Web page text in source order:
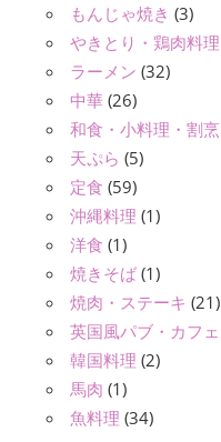
もんじゃ焼き (3)
やきとり・鶏肉料理
ラーメン (32)
中華 (26)
和食・小料理・割烹
天ぷら (5)
定食 (59)
沖縄料理 (1)
洋食 (1)
焼きそば (1)
焼肉・ステーキ (21)
英国風パブ・カフェ
韓国料理 (2)
馬肉 (1)
魚料理 (34)